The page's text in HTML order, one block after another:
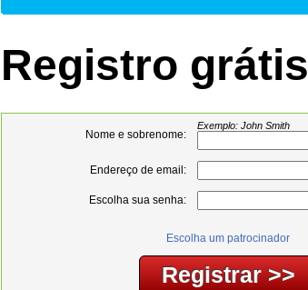
Registro grátis
Nome e sobrenome:
Exemplo: John Smith
Endereço de email:
Escolha sua senha:
Escolha um patrocinador